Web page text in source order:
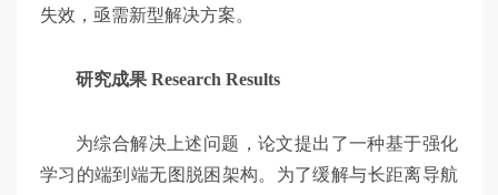
失效，亟需新型解决方案。
研究成果 Research Results
为综合解决上述问题，论文提出了一种基于强化
学习的端到端无图脱困架构。为了缓解与长距离导航